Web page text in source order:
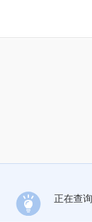
正在查